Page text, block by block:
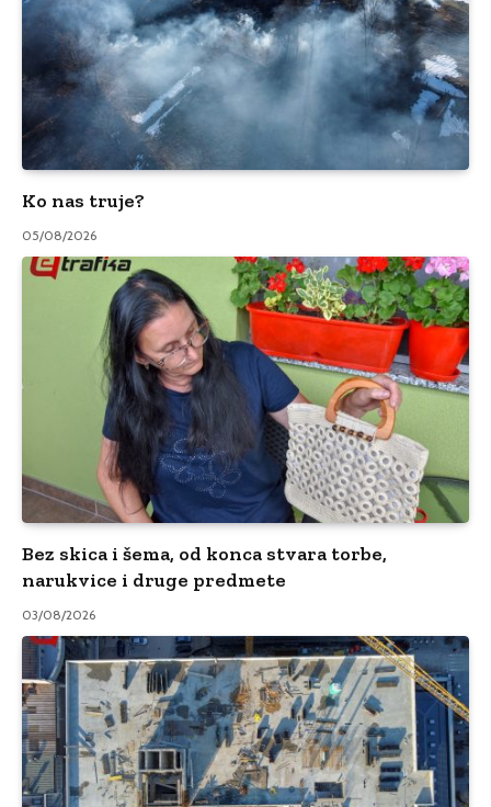
Ko nas truje?
05/08/2026
Bez skica i šema, od konca stvara torbe,
narukvice i druge predmete
03/08/2026